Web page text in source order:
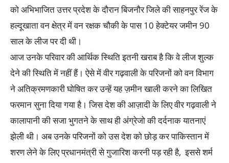
को अभिभाजित उत्तर प्रदेश के दौरान बिजनौर जिले की साहनपुर रेंज के
हल्दूखाता वन क्षेत्र में वन रक्षक चौकी के पास 10 हेक्टेयर जमीन 90
साल के लीज पर दी थी।
आज उनके परिवार की आर्थिक स्थिति इतनी खराब है कि वे लीज शुल्क
देने की स्थिति में नहीं हैं। ऐसे में वीर गढ़वाली के परिजनों को वन विभाग
ने अतिक्रमणकारी घोषित कर उन्हें यह ज़मीन खाली करने का लिखित
फरमान सुना दिया गया है। जिस देश की आज़ादी के लिए वीर गढ़वाली ने
कालापानी की सजा भुगतने के साथ ही अंग्रेजो की दर्दनाक यातनाएं
झेली थी। अब उनके परिजनों को उस देश को छोड़ कर पाकिस्तान में
शरण लेने के लिए प्रधानमंत्री से गुजारिश करनी पड़ रही है, इससे शर्म